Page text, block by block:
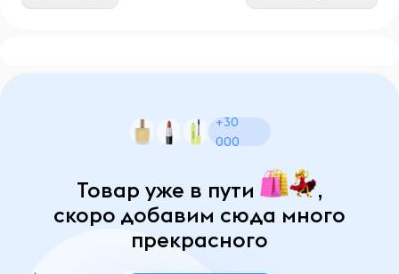
+30
000
Товар уже в пути
,
скоро добавим сюда много
прекрасного